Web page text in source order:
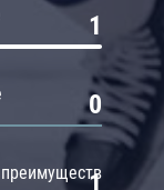
1
0
1